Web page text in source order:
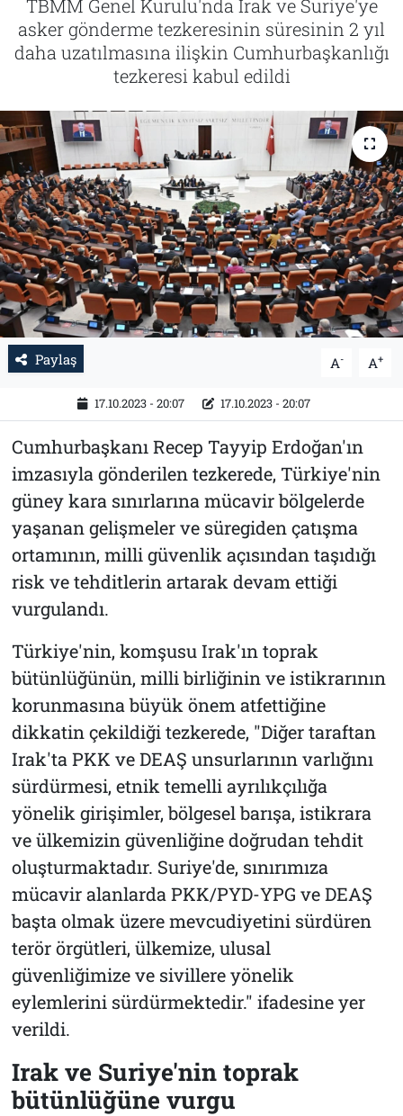
TBMM Genel Kurulu'nda Irak ve Suriye'ye
asker gönderme tezkeresinin süresinin 2 yıl
daha uzatılmasına ilişkin Cumhurbaşkanlığı
tezkeresi kabul edildi
Paylaş A- A+
17.10.2023 - 20:07 17.10.2023 - 20:07
Cumhurbaşkanı Recep Tayyip Erdoğan'ın
imzasıyla gönderilen tezkerede, Türkiye'nin
güney kara sınırlarına mücavir bölgelerde
yaşanan gelişmeler ve süregiden çatışma
ortamının, milli güvenlik açısından taşıdığı
risk ve tehditlerin artarak devam ettiği
vurgulandı.
Türkiye'nin, komşusu Irak'ın toprak
bütünlüğünün, milli birliğinin ve istikrarının
korunmasına büyük önem atfettiğine
dikkatin çekildiği tezkerede, "Diğer taraftan
Irak'ta PKK ve DEAŞ unsurlarının varlığını
sürdürmesi, etnik temelli ayrılıkçılığa
yönelik girişimler, bölgesel barışa, istikrara
ve ülkemizin güvenliğine doğrudan tehdit
oluşturmaktadır. Suriye'de, sınırımıza
mücavir alanlarda PKK/PYD-YPG ve DEAŞ
başta olmak üzere mevcudiyetini sürdüren
terör örgütleri, ülkemize, ulusal
güvenliğimize ve sivillere yönelik
eylemlerini sürdürmektedir." ifadesine yer
verildi.
Irak ve Suriye'nin toprak
bütünlüğüne vurgu
Tarih
İletişim